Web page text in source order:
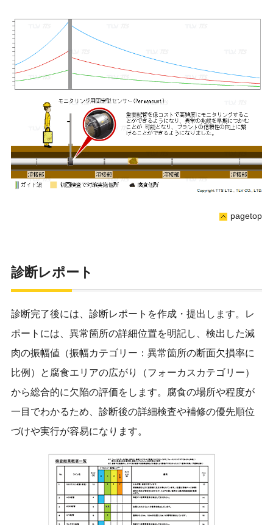
pagetop
診断レポート
診断完了後には、診断レポートを作成・提出します。レ
ポートには、異常箇所の詳細位置を明記し、検出した減
肉の振幅値（振幅カテゴリー：異常箇所の断面欠損率に
比例）と腐食エリアの広がり（フォーカスカテゴリー）
から総合的に欠陥の評価をします。腐食の場所や程度が
一目でわかるため、診断後の詳細検査や補修の優先順位
づけや実行が容易になります。